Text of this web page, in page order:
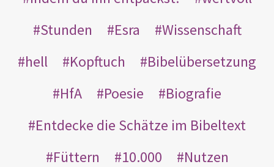
Stunden
Esra
Wissenschaft
hell
Kopftuch
Bibelübersetzung
HfA
Poesie
Biografie
Entdecke die Schätze im Bibeltext
Füttern
10.000
Nutzen